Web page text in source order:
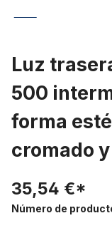
Luz
500
forma
cromado
35,54 €*
Número de